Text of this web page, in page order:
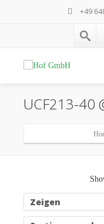
+49
UCF213-40